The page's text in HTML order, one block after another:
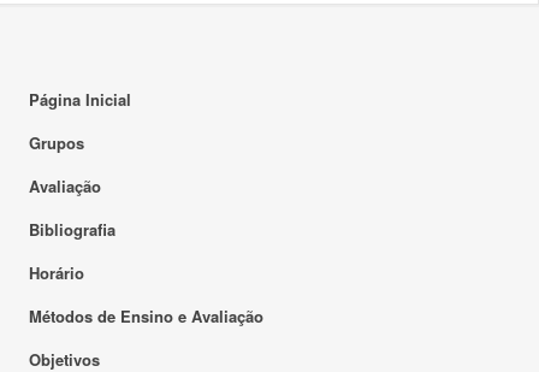
Página Inicial
Grupos
Avaliação
Bibliografia
Horário
Métodos de Ensino e Avaliação
Objetivos